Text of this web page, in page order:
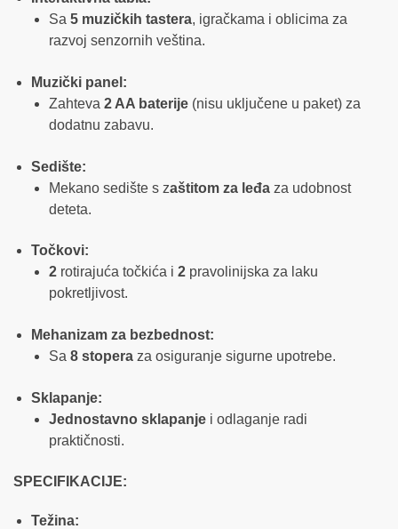
Sa 5 muzičkih tastera, igračkama i oblicima za
razvoj senzornih veština.
Muzički panel:
Zahteva 2 AA baterije (nisu uključene u paket) za
dodatnu zabavu.
Sedište:
Mekano sedište s zaštitom za leđa za udobnost
deteta.
Točkovi:
2 rotirajuća točkića i 2 pravolinijska za laku
pokretljivost.
Mehanizam za bezbednost:
Sa 8 stopera za osiguranje sigurne upotrebe.
Sklapanje:
Jednostavno sklapanje i odlaganje radi
praktičnosti.
SPECIFIKACIJE:
Težina: